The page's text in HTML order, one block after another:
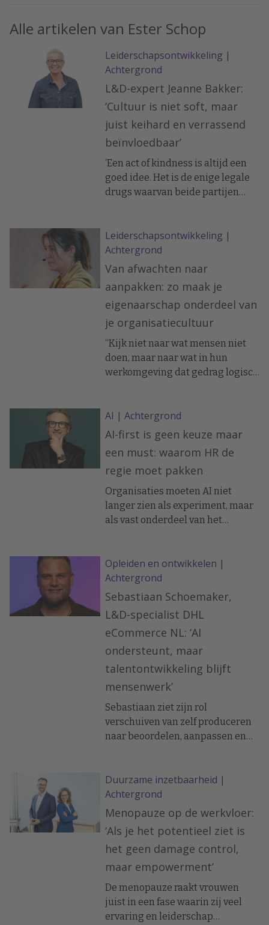
Alle artikelen van Ester Schop
Leiderschapsontwikkeling |
Achtergrond
L&D-expert Jeanne Bakker:
‘Cultuur is niet soft, maar
juist keihard en verrassend
beïnvloedbaar’
‘Een act of kindness is altijd een
goed idee. Het is de enige legale
drugs waarvan beide partijen
Leiderschapsontwikkeling |
Achtergrond
Van afwachten naar
aanpakken: zo maak je
eigenaarschap onderdeel van
je organisatiecultuur
“Kijk niet naar wat mensen niet
doen, maar naar wat in hun
werkomgeving dat gedrag logisch
AI | Achtergrond
AI-first is geen keuze maar
een must: waarom HR de
regie moet pakken
Organisaties moeten AI niet
langer zien als experiment, maar
als vast onderdeel van het
Opleiden en ontwikkelen |
Achtergrond
Sebastiaan Schoemaker,
L&D-specialist DHL
eCommerce NL: ‘AI
ondersteunt, maar
talentontwikkeling blijft
mensenwerk’
Sebastiaan ziet zijn rol
verschuiven van zelf produceren
naar beoordelen, aanpassen en
Duurzame inzetbaarheid |
Achtergrond
Menopauze op de werkvloer:
‘Als je het potentieel ziet is
het geen damage control,
maar empowerment’
De menopauze raakt vrouwen
juist in een fase waarin zij veel
ervaring en leiderschap